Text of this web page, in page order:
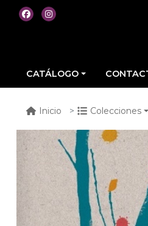
CATÁLOGO
Inicio Colecciones